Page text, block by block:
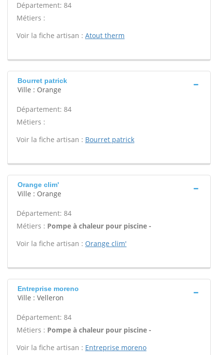
Département: 84
Métiers :
Voir la fiche artisan : Atout therm
Bourret patrick
Ville : Orange
Département: 84
Métiers :
Voir la fiche artisan : Bourret patrick
Orange clim'
Ville : Orange
Département: 84
Métiers : Pompe à chaleur pour piscine -
Voir la fiche artisan : Orange clim'
Entreprise moreno
Ville : Velleron
Département: 84
Métiers : Pompe à chaleur pour piscine -
Voir la fiche artisan : Entreprise moreno